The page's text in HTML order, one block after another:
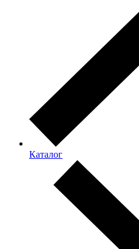
Каталог